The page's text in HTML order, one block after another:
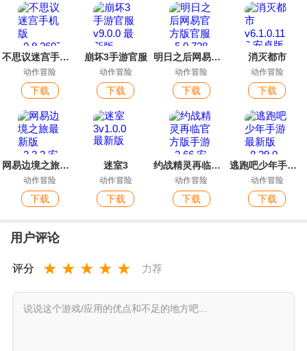
不思议迷宫手机版
动作冒险
下载
崩坏3手游官服
动作冒险
下载
明日之后网易官方版官服
动作冒险
下载
消灭都市
动作冒险
下载
网易边境之旅最新版
动作冒险
下载
迷室3
动作冒险
下载
约战精灵再临官方版手游
动作冒险
下载
逃跑吧少年手游最新版
动作冒险
下载
用户评论
评分 ★ ★ ★ ★ ★ 力荐